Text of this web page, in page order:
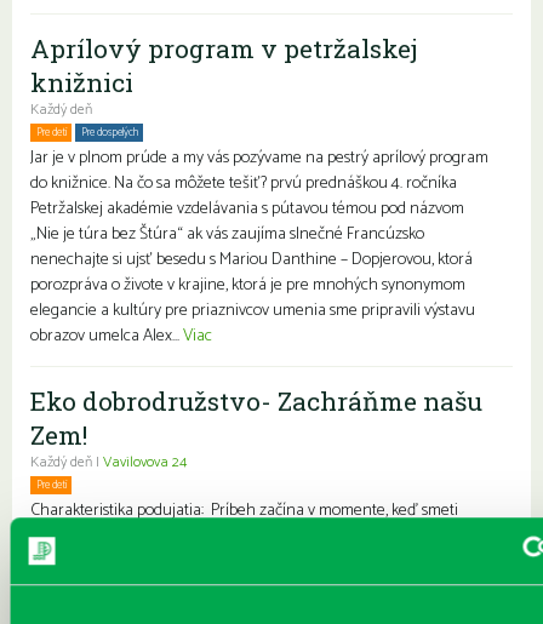
Aprílový program v petržalskej
knižnici
Každý deň
Pre deti Pre dospelých
Jar je v plnom prúde a my vás pozývame na pestrý aprílový program
do knižnice. Na čo sa môžete tešiť? prvú prednáškou 4. ročníka
Petržalskej akadémie vzdelávania s pútavou témou pod názvom
„Nie je túra bez Štúra“ ak vás zaujíma slnečné Francúzsko
nenechajte si ujsť besedu s Mariou Danthine – Dopjerovou, ktorá
porozpráva o živote v krajine, ktorá je pre mnohých synonymom
elegancie a kultúry pre priaznivcov umenia sme pripravili výstavu
obrazov umelca Alex...Viac
Eko dobrodružstvo- Zachráňme našu
Zem!
Každý deň | Vavilovova 24
Pre deti
Charakteristika podujatia: Príbeh začína v momente, keď smeti
vyhodíme do koša. Z príbehu sa dozvieme, čo sa deje so smeťami na
smetisku, ako funguje recyklácia a kto je ten tajomný odpadkový
fantóm. Cieľ: Viesť deti k ochrane životného prostredia tým, že sa